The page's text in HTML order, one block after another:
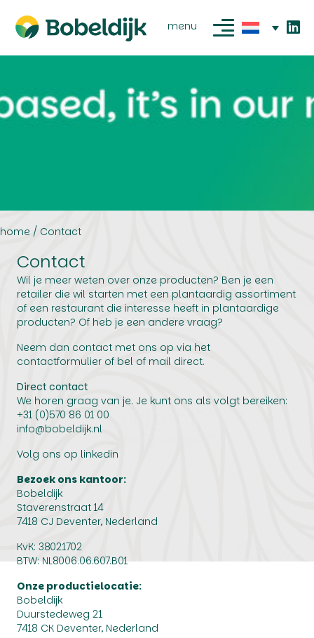
menu
home / Contact
Contact
Wil je meer weten over onze producten? Ben je een
retailer die wil starten met een plantaardig assortiment
of een restaurant die interesse heeft in plantaardige
producten? Of heb je een andere vraag?
Neem dan contact met ons op via het
contactformulier of bel of mail direct.
Direct contact
We horen graag van je. Je kunt ons als volgt bereiken:
+31 (0)570 86 01 00
info@bobeldijk.nl
Volg ons op linkedin
Bezoek ons kantoor:
Bobeldijk
Staverenstraat 14
7418 CJ Deventer, Nederland
KvK: 38021702
BTW: NL8006.06.607.B01
Onze productielocatie:
Bobeldijk
Duurstedeweg 21
7418 CK Deventer, Nederland